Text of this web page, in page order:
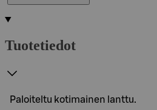
Tuotetiedot
Paloiteltu kotimainen lanttu.